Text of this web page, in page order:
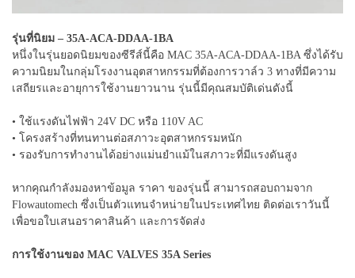
รุ่นที่นิยม – 35A-ACA-DDAA-1BA
หนึ่งในรุ่นยอดนิยมของซีรีส์นี้คือ MAC 35A-ACA-DDAA-1BA ซึ่งได้รับ
ความนิยมในกลุ่มโรงงานอุตสาหกรรมที่ต้องการวาล์ว 3 ทางที่มีความ
เสถียรและอายุการใช้งานยาวนาน รุ่นนี้มีคุณสมบัติเด่นดังนี้
• ใช้แรงดันไฟฟ้า 24V DC หรือ 110V AC
• โครงสร้างที่ทนทานต่อสภาวะอุตสาหกรรมหนัก
• รองรับการทำงานได้อย่างแม่นยำแม้ในสภาวะที่มีแรงดันสูง
หากคุณกำลังมองหาข้อมูล ราคา ของรุ่นนี้ สามารถสอบถามจาก
Flowautomech ซึ่งเป็นตัวแทนจำหน่ายในประเทศไทย ติดต่อเราวันนี้
เพื่อขอใบเสนอราคาสินค้า และการจัดส่ง
การใช้งานของ MAC VALVES 35A Series